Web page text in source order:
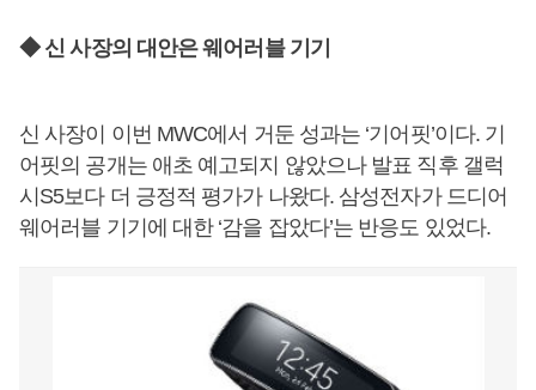
◆ 신 사장의 대안은 웨어러블 기기
신 사장이 이번 MWC에서 거둔 성과는 ‘기어핏’이다. 기
어핏의 공개는 애초 예고되지 않았으나 발표 직후 갤럭
시S5보다 더 긍정적 평가가 나왔다. 삼성전자가 드디어
웨어러블 기기에 대한 ‘감을 잡았다’는 반응도 있었다.